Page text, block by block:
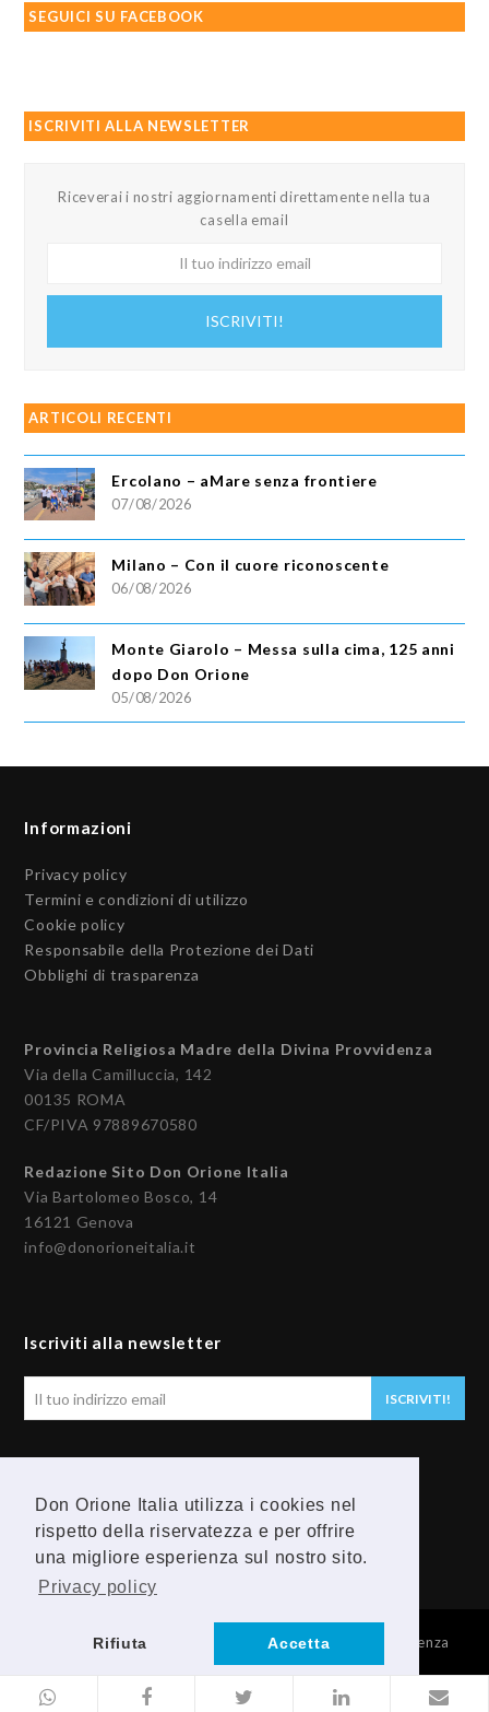
Don Orione Italia utilizza i cookies nel
rispetto della riservatezza e per offrire
una migliore esperienza sul nostro sito.
Privacy policy
Rifiuta Accetta
SEGUICI SU FACEBOOK
ISCRIVITI ALLA NEWSLETTER
Riceverai i nostri aggiornamenti direttamente nella tua
casella email
ISCRIVITI!
ARTICOLI RECENTI
Ercolano – aMare senza frontiere
07/08/2026
Milano – Con il cuore riconoscente
06/08/2026
Monte Giarolo – Messa sulla cima, 125 anni
dopo Don Orione
05/08/2026
Informazioni
Privacy policy
Termini e condizioni di utilizzo
Cookie policy
Responsabile della Protezione dei Dati
Obblighi di trasparenza
Provincia Religiosa Madre della Divina Provvidenza
Via della Camilluccia, 142
00135 ROMA
CF/PIVA 97889670580
Redazione Sito Don Orione Italia
Via Bartolomeo Bosco, 14
16121 Genova
info@donorioneitalia.it
Iscriviti alla newsletter
ISCRIVITI!
F
b
Y
o
t
© 2026 Provincia Religiosa Madre della Divina Provvidenza